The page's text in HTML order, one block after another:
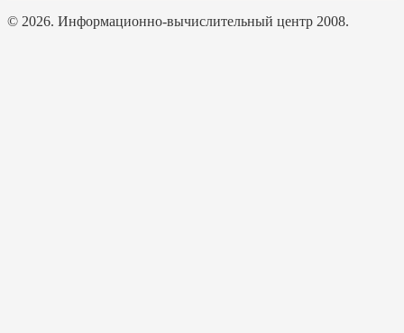
© 2026. Информационно-вычислительный центр 2008.